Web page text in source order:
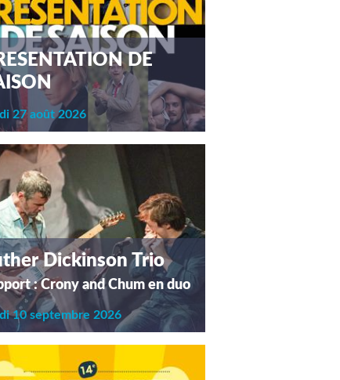
DE
27 août 2026
Dickinson Trio
: Crony and Chum en duo
10 septembre 2026